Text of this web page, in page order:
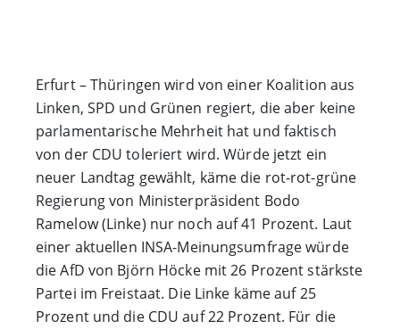
Erfurt – Thüringen wird von einer Koalition aus
Linken, SPD und Grünen regiert, die aber keine
parlamentarische Mehrheit hat und faktisch
von der CDU toleriert wird. Würde jetzt ein
neuer Landtag gewählt, käme die rot-rot-grüne
Regierung von Ministerpräsident Bodo
Ramelow (Linke) nur noch auf 41 Prozent. Laut
einer aktuellen INSA-Meinungsumfrage würde
die AfD von Björn Höcke mit 26 Prozent stärkste
Partei im Freistaat. Die Linke käme auf 25
Prozent und die CDU auf 22 Prozent. Für die